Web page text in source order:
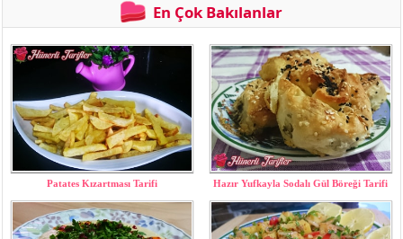
En Çok Bakılanlar
Patates Kızartması Tarifi Hazır Yufkayla Sodalı Gül Böreği Tarifi